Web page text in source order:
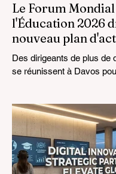
Le Forum Mondial
l'Éducation 2026
nouveau plan
l'avenir de
Des dirigeants de plus de
se réunissent à Davos
l'intégration technologique
inclusive. Le paysage de l'
#éducation_mondiale
une transformation
août 2026, des experts